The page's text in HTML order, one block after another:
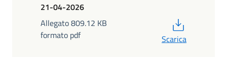
21-04-2026
Allegato 809.12 KB
formato pdf
Scarica